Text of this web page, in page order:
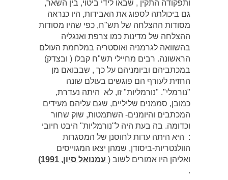
ותפקודה התקין , שבאו לידי ביטוי, בין השאר,
גם ביכולתה לספוג את האבידות, היו כנראה
מסודות ההצלחה של תש"ח, כפי שהיו מסודות
ההצלחה של מדינות כמו צרפת ואנגליה
בהשוואה לגרמניה ואוסטריה במלחמת העולם
הראשונה. רבים מחיילי תש"ח קבלו ( ובצדק)
במכתביהם וביומניהם על כך , שבבואם מן
החזית לעורף הם פוגשים בעולם שונה
"נורמלי". "נורמליות" זו, לא היתה נעדרת,
כמובן, סממנים שליליים, שגם עליהם מעידים
המכתבים והיומנים- השתמטות, שוק שחור
וכדומה. בה בעת היה ל"נורמליות" היבט חיובי
: היא היתה עדות לחוסנן של המסגרות
הוולנטריות-ביסודן, שמהן יצאו המגוייסים
ואליהן היו אמורים לשוב ( עמנואל סיון, 1991)
.